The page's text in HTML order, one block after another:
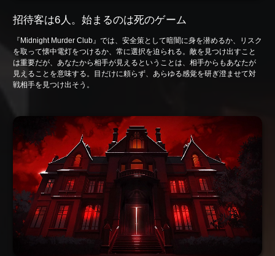
招待客は6人。始まるのは死のゲーム
『Midnight Murder Club』では、安全策として暗闇に身を潜めるか、リスク
を取って懐中電灯をつけるか、常に選択を迫られる。敵を見つけ出すこと
は重要だが、あなたから相手が見えるということは、相手からもあなたが
見えることを意味する。目だけに頼らず、あらゆる感覚を研ぎ澄ませて対
戦相手を見つけ出そう。